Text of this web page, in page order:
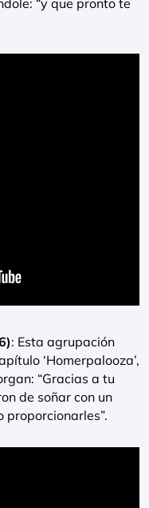
“y que pronto te
: Esta agrupación
‘Homerpalooza’,
“Gracias a tu
de soñar con un
proporcionarles”.